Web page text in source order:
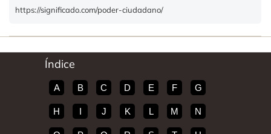
https://significado.com/poder-ciudadano/
Índice
A B C D E F G
H I J K L M N